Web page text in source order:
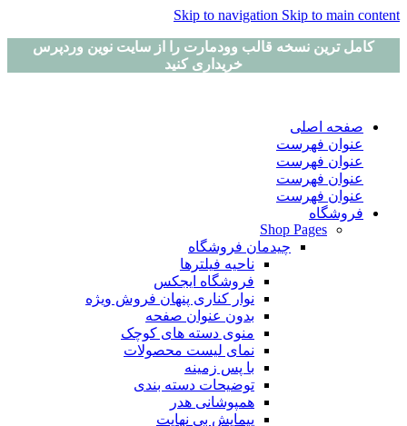
Skip to navigation Skip to main content
کامل ترین نسخه قالب وودمارت را از سایت نوین وردپرس
خریداری کنید
صفحه اصلی
عنوان فهرست
عنوان فهرست
عنوان فهرست
عنوان فهرست
فروشگاه
Shop Pages
چیدمان فروشگاه
ناحیه فیلترها
فروشگاه ایجکس
نوار کناری پنهان فروش ویژه
بدون عنوان صفحه
منوی دسته های کوچک
نمای لیست محصولات
با پس زمینه
توضیحات دسته بندی
همپوشانی هدر
پیمایش بی نهایت